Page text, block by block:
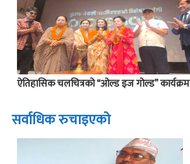
ऐतिहासिक चलचित्रको “ओल्ड इज गोल्ड” कार्यक्रम
सर्वाधिक रुचाइएको